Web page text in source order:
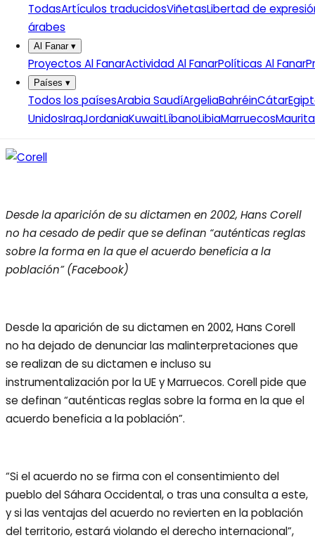
TodasArtículos traducidosViñetasLibertad de
árabes
Al Fanar ▾
Proyectos Al FanarActividad Al FanarPolíticas Al Fanar
Países ▾
Todos los paísesArabia SaudíArgeliaBahréinCátar
UnidosIraqJordaniaKuwaitLíbanoLibiaMarruecos
Otra de sus obligaciones consiste en consultar a la
población regularmente o comunicar a la ONU
información relativa a las condiciones económicas,
sociales y educativas de los territorios de los que son
responsables.
Desde la aparición de su dictamen en 2002, Hans Corell
no ha cesado de pedir que se definan “auténticas reglas
sobre la forma en la que el acuerdo beneficia a la
población” (Facebook)
Desde la aparición de su dictamen en 2002, Hans Corell
no ha dejado de denunciar las malinterpretaciones que
se realizan de su dictamen e incluso su
instrumentalización por la UE y Marruecos. Corell pide que
se definan “auténticas reglas sobre la forma en la que el
acuerdo beneficia a la población”.
“Si el acuerdo no se firma con el consentimiento del
pueblo del Sáhara Occidental, o tras una consulta a este,
y si las ventajas del acuerdo no revierten en la población
del territorio, estará violando el derecho internacional”,